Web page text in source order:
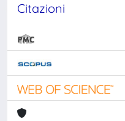
Citazioni